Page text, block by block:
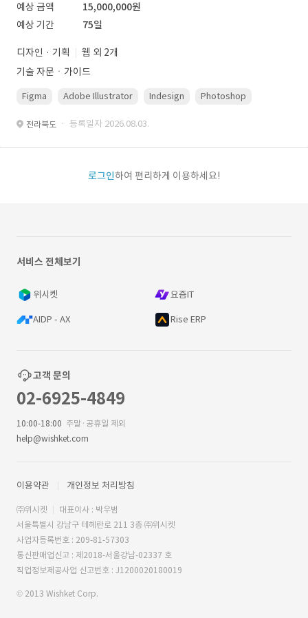
예상 금액
15,000,000원
예상 기간
75일
디자인 · 기획
웹 외 2개
기술 자문ㆍ가이드
Figma Adobe Illustrator Indesign Photoshop
전라북도 · 등록일자 2026.08.03.
로그인하여 편리하게 이용하세요!
서비스 전체보기
위시켓 요즘IT
AIDP - AX Rise ERP
고객 문의
02-6925-4849
10:00-18:00 주말·공휴일 제외
help@wishket.com
이용약관 개인정보 처리방침
㈜위시켓
대표이사 : 박우범
서울특별시 강남구 테헤란로 211 3층 ㈜위시켓
사업자등록번호 : 209-81-57303
통신판매업신고 : 제2018-서울강남-02337 호
직업정보제공사업 신고번호 : J1200020180019
© 2013 Wishket Corp.